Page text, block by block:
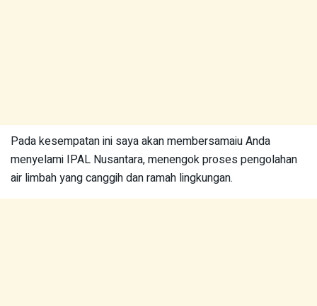
Pada kesempatan ini saya akan membersamaiu Anda
menyelami IPAL Nusantara, menengok proses pengolahan
air limbah yang canggih dan ramah lingkungan.